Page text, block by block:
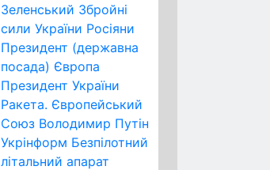
Зеленський Збройні
сили України Росіяни
Президент (державна
посада) Європа
Президент України
Ракета. Європейський
Союз Володимир Путін
Укрінформ Безпілотний
літальний апарат